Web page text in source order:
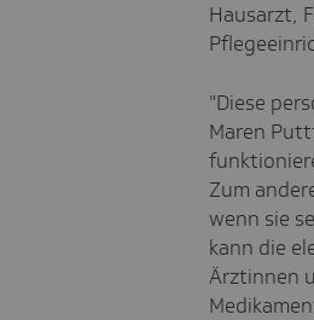
Hausarzt,
"Diese
Maren
Zum
wenn sie
kann die
Ärztinnen